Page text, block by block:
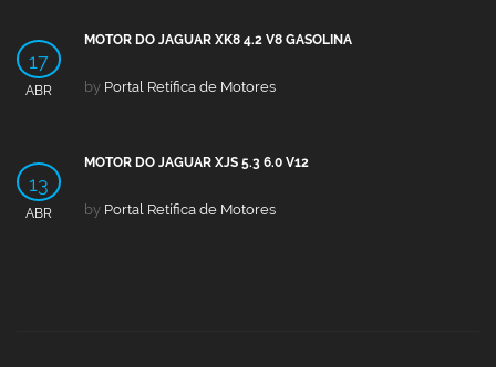
17
ABR
MOTOR DO JAGUAR XK8 4.2 V8 GASOLINA
by Portal Retífica de Motores
13
ABR
MOTOR DO JAGUAR XJS 5.3 6.0 V12
by Portal Retífica de Motores